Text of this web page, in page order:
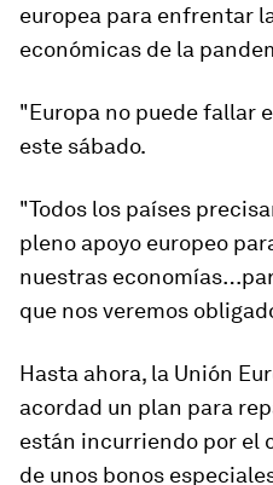
europea para enfrentar
económicas de la
"Europa no puede fallar
este sábado.
"Todos los países
pleno apoyo europeo
nuestras
que nos veremos
Hasta ahora, la Unión
acordad un plan para
están incurriendo por el
de unos bonos